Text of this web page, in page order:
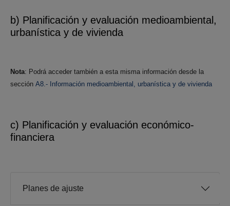
b) Planificación y evaluación medioambiental,
urbanística y de vivienda
Nota: Podrá acceder también a esta misma información desde la
sección A8.- Información medioambiental, urbanística y de vivienda
c) Planificación y evaluación económico-
financiera
Planes de ajuste